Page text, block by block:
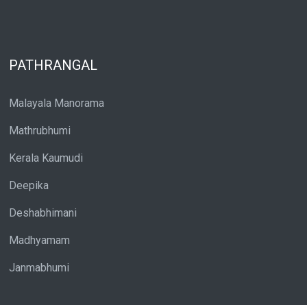
PATHRANGAL
Malayala Manorama
Mathrubhumi
Kerala Kaumudi
Deepika
Deshabhimani
Madhyamam
Janmabhumi